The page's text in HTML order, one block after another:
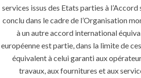
Uncategorized
era-admin
services issus des Etats parties à
conclu dans le cadre de l’Organisation
à un autre accord international
européenne est partie, dans la limite de
équivalent à celui garanti aux
travaux, aux fournitures et aux